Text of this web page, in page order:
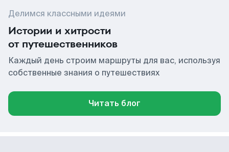
Делимся классными идеями
Истории и хитрости
от путешественников
Каждый день строим маршруты для вас, используя
собственные знания о путешествиях
Читать блог